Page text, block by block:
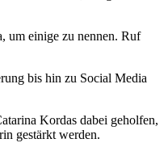
um einige zu nennen. Ruf
bis hin zu Social Media
Kordas dabei geholfen,
gestärkt werden.